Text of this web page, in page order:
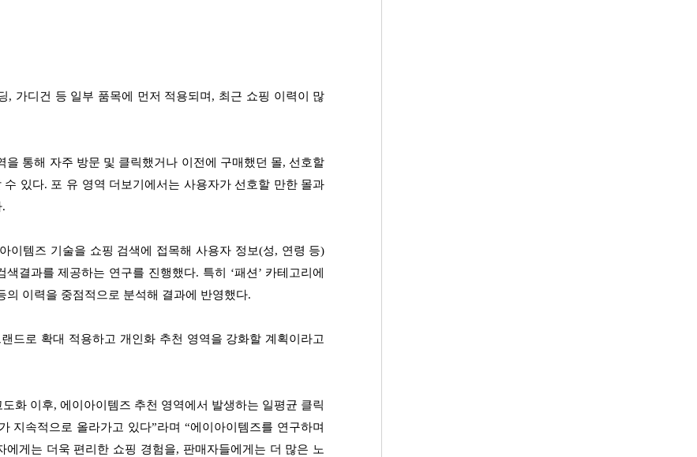
, 가디건 등 일부 품목에 먼저 적용되며, 최근 쇼핑 이력이 많
통해 자주 방문 및 클릭했거나 이전에 구매했던 몰, 선호할
있다. 포 유 영역 더보기에서는 사용자가 선호할 만한 몰과
이템즈 기술을 쇼핑 검색에 접목해 사용자 정보(성, 연령 등)
결과를 제공하는 연구를 진행했다. 특히 ‘패션’ 카테고리에
이력을 중점적으로 분석해 결과에 반영했다.
드로 확대 적용하고 개인화 추천 영역을 강화할 계획이라고
화 이후, 에이아이템즈 추천 영역에서 발생하는 일평균 클릭
지속적으로 올라가고 있다”라며 “에이아이템즈를 연구하며
게는 더욱 편리한 쇼핑 경험을, 판매자들에게는 더 많은 노